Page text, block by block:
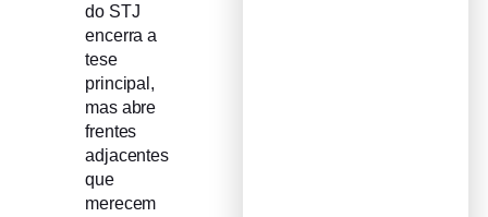
do STJ
encerra a
tese
principal,
mas abre
frentes
adjacentes
que
merecem